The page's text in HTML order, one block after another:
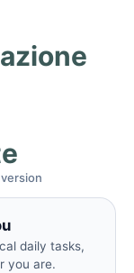
version
daily tasks,
you are.